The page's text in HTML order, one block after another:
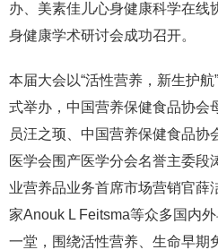
办、美素佳儿心身健康科学在线
身健康学术研讨会成功召开。
本届大会以“活性营养，新生护
式举办，中国营养保健食品协会
员汪之顼、中国营养保健食品协
医学会围产医学分会名誉主委段
业营养品业务首席市场营销官薛
家Anouk L Feitsma等众多国内
一堂，围绕活性营养、生命早期